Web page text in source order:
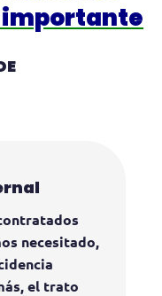
importante
necesitado,
el trato